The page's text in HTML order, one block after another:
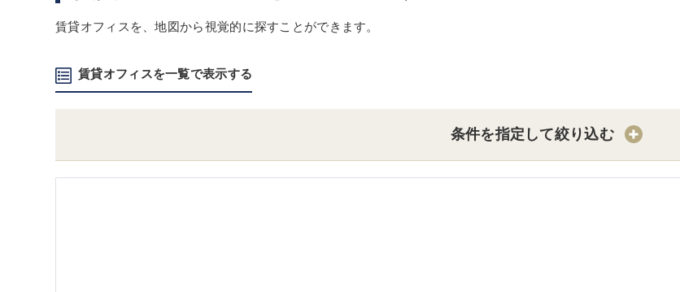
賃貸オフィスを、地図から視覚的に探すことができます。
賃貸オフィスを一覧で表示する
条件を指定して絞り込む